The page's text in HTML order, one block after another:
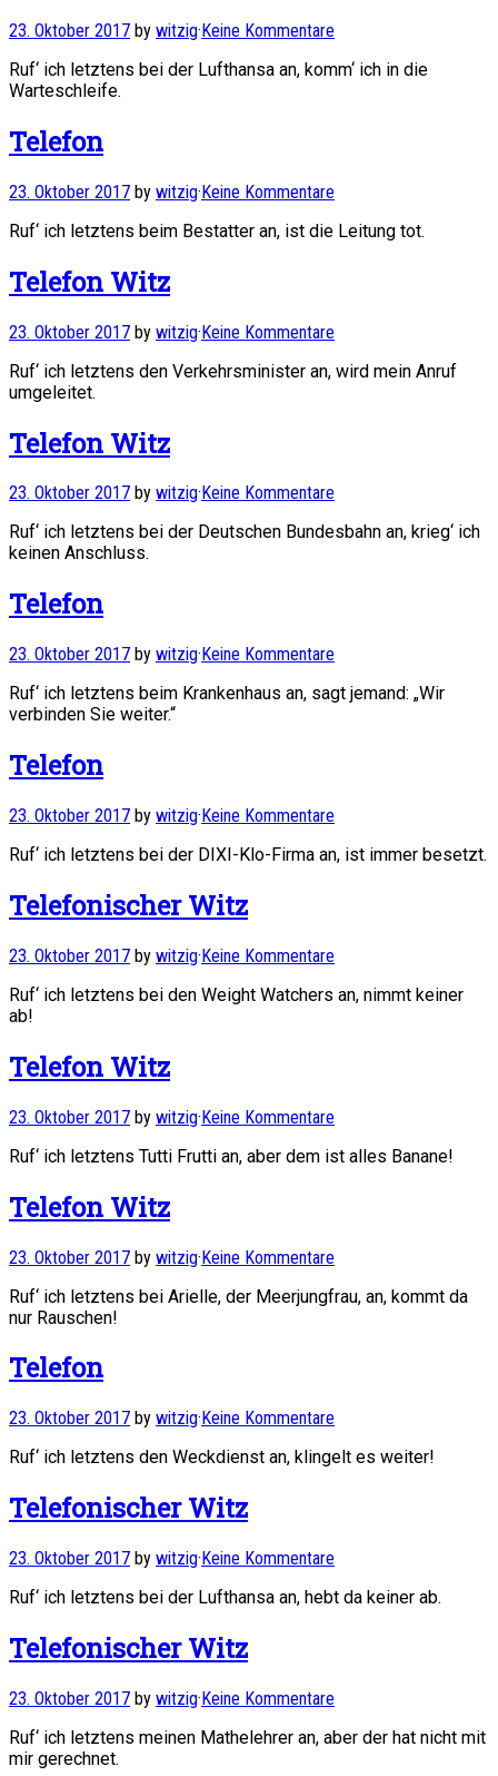
23. Oktober 2017 by witzig·Keine Kommentare
Ruf‘ ich letztens bei der Lufthansa an, komm‘ ich in die
Warteschleife.
Telefon
23. Oktober 2017 by witzig·Keine Kommentare
Ruf‘ ich letztens beim Bestatter an, ist die Leitung tot.
Telefon Witz
23. Oktober 2017 by witzig·Keine Kommentare
Ruf‘ ich letztens den Verkehrsminister an, wird mein Anruf
umgeleitet.
Telefon Witz
23. Oktober 2017 by witzig· Keine Kommentare
Ruf‘ ich letztens bei der Deutschen Bundesbahn an, krieg‘ ich
keinen Anschluss.
Telefon
23. Oktober 2017 by witzig· Keine Kommentare
Ruf‘ ich letztens beim Krankenhaus an, sagt jemand: „Wir
verbinden Sie weiter.“
Telefon
23. Oktober 2017 by witzig·Keine Kommentare
Ruf‘ ich letztens bei der DIXI-Klo-Firma an, ist immer besetzt.
Telefonischer Witz
23. Oktober 2017 by witzig·Keine Kommentare
Ruf‘ ich letztens bei den Weight Watchers an, nimmt keiner
ab!
Telefon Witz
23. Oktober 2017 by witzig·Keine Kommentare
Ruf‘ ich letztens Tutti Frutti an, aber dem ist alles Banane!
Telefon Witz
23. Oktober 2017 by witzig·Keine Kommentare
Ruf‘ ich letztens bei Arielle, der Meerjungfrau, an, kommt da
nur Rauschen!
Telefon
23. Oktober 2017 by witzig· Keine Kommentare
Ruf‘ ich letztens den Weckdienst an, klingelt es weiter!
Telefonischer Witz
23. Oktober 2017 by witzig· Keine Kommentare
Ruf‘ ich letztens bei der Lufthansa an, hebt da keiner ab.
Telefonischer Witz
23. Oktober 2017 by witzig·Keine Kommentare
Ruf‘ ich letztens meinen Mathelehrer an, aber der hat nicht mit
mir gerechnet.